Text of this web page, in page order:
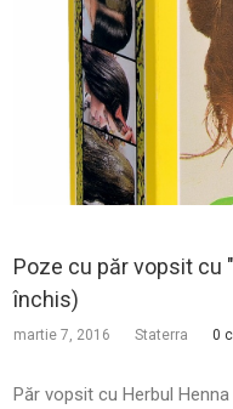
Poze cu păr vopsit cu
închis)
martie 7, 2016 Staterra 0
Păr vopsit cu Herbul